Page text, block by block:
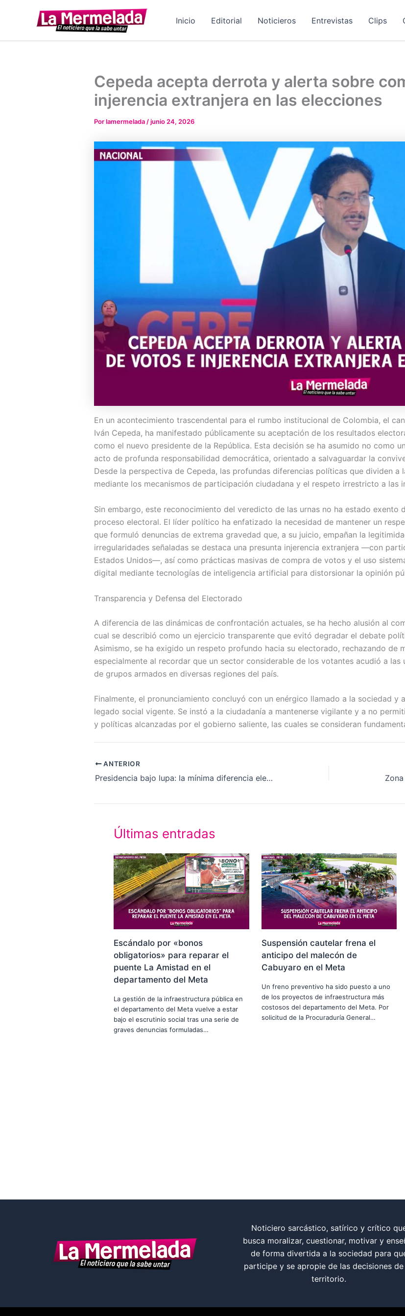
Inicio Editorial Noticieros Entrevistas Clips
Cepeda acepta derrota y alerta sobre
injerencia extranjera en las elecciones
Porlamermelada/junio 24, 2026
En un acontecimiento trascendental para el rumbo institucional de Colombia, el
Iván Cepeda, ha manifestado públicamente su aceptación de los resultados
como el nuevo presidente de la República. Esta decisión se ha asumido no como
acto de profunda responsabilidad democrática, orientado a salvaguardar la
Desde la perspectiva de Cepeda, las profundas diferencias políticas que dividen a
mediante los mecanismos de participación ciudadana y el respeto irrestricto a las
Sin embargo, este reconocimiento del veredicto de las urnas no ha estado exento
proceso electoral. El líder político ha enfatizado la necesidad de mantener un
que formuló denuncias de extrema gravedad que, a su juicio, empañan la
irregularidades señaladas se destaca una presunta injerencia extranjera —con
Estados Unidos—, así como prácticas masivas de compra de votos y el uso
digital mediante tecnologías de inteligencia artificial para distorsionar la opinión
Transparencia y Defensa del Electorado
A diferencia de las dinámicas de confrontación actuales, se ha hecho alusión al
cual se describió como un ejercicio transparente que evitó degradar el debate
Asimismo, se ha exigido un respeto profundo hacia su electorado, rechazando de
especialmente al recordar que un sector considerable de los votantes acudió a
de grupos armados en diversas regiones del país.
Finalmente, el pronunciamiento concluyó con un enérgico llamado a la sociedad y
legado social vigente. Se instó a la ciudadanía a mantenerse vigilante y a no
y políticas alcanzadas por el gobierno saliente, las cuales se consideran
ANTERIOR
Presidencia bajo lupa: la mínima diferencia electoral enciende las alarmas en el escrutinio nacional
Últimas entradas
Escándalo por «bonos
obligatorios» para reparar el
puente La Amistad en el
departamento del Meta
La gestión de la infraestructura pública en
el departamento del Meta vuelve a estar
bajo el escrutinio social tras una serie de
graves denuncias formuladas…
Suspensión cautelar frena el
anticipo del malecón de
Cabuyaro en el Meta
Un freno preventivo ha sido puesto a uno
de los proyectos de infraestructura más
costosos del departamento del Meta. Por
solicitud de la Procuraduría General…
Noticiero sarcástico, satírico y crítico
busca moralizar, cuestionar, motivar y
de forma divertida a la sociedad para
participe y se apropie de las decisiones de
territorio.